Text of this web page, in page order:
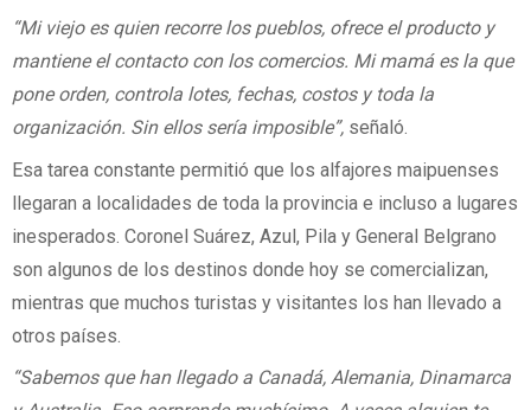
“Mi viejo es quien recorre los pueblos, ofrece el producto y
mantiene el contacto con los comercios. Mi mamá es la que
pone orden, controla lotes, fechas, costos y toda la
organización. Sin ellos sería imposible”, señaló.
Esa tarea constante permitió que los alfajores maipuenses
llegaran a localidades de toda la provincia e incluso a lugares
inesperados. Coronel Suárez, Azul, Pila y General Belgrano
son algunos de los destinos donde hoy se comercializan,
mientras que muchos turistas y visitantes los han llevado a
otros países.
“Sabemos que han llegado a Canadá, Alemania, Dinamarca